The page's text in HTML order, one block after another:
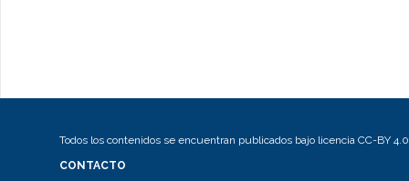
Todos los contenidos se encuentran publicados bajo licencia CC-BY 4.0
CONTACTO